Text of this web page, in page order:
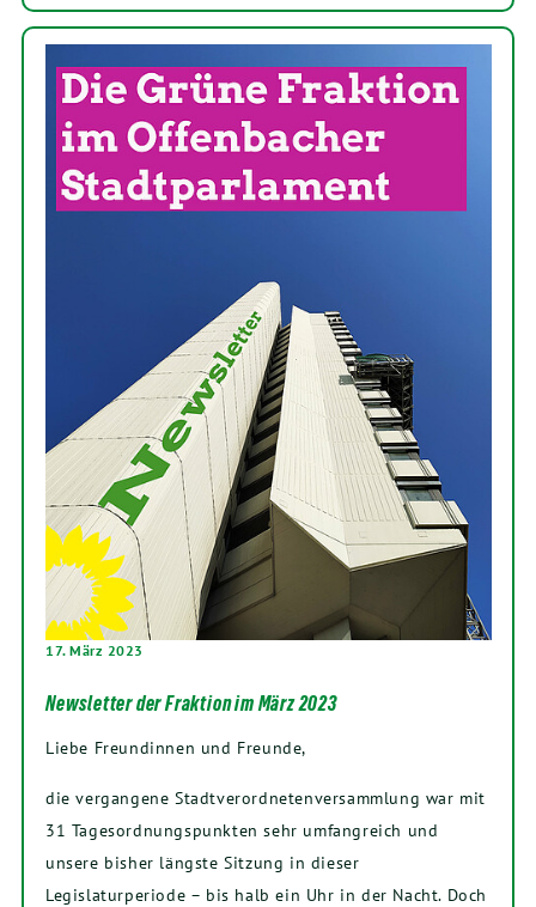
17. März 2023
Newsletter der Fraktion im März 2023
Liebe Freundinnen und Freunde,
die vergangene Stadtverordnetenversammlung war mit
31 Tagesordnungspunkten sehr umfangreich und
unsere bisher längste Sitzung in dieser
Legislaturperiode – bis halb ein Uhr in der Nacht. Doch